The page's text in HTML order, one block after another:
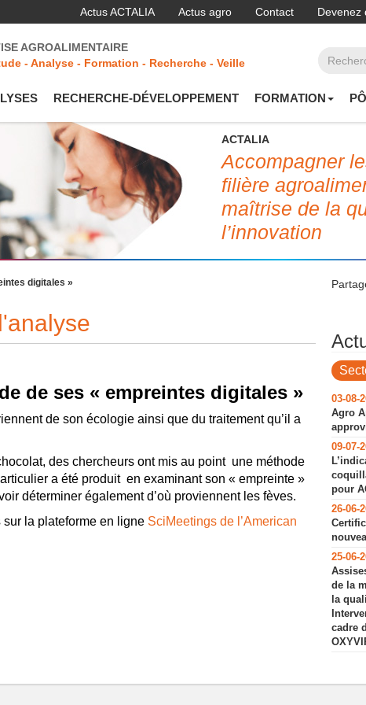
Actus ACTALIA Actus agro Contact Devenez
AGROALIMENTAIRE
- Analyse - Formation - Recherche - Veille
RECHERCHE-DÉVELOPPEMENT FORMATION
ACTALIA
Accompagner
filière
maîtrise de la
l’innovation
digitales »
de ses « empreintes digitales »
de son écologie ainsi que du traitement qu’il a
des chercheurs ont mis au point une méthode
a été produit en examinant son « empreinte »
déterminer également d’où proviennent les fèves.
sur la plateforme en ligne SciMeetings de l’American
03-08-
Agro
09-07-
pour
26-06-
25-06-
de la
la
cadre